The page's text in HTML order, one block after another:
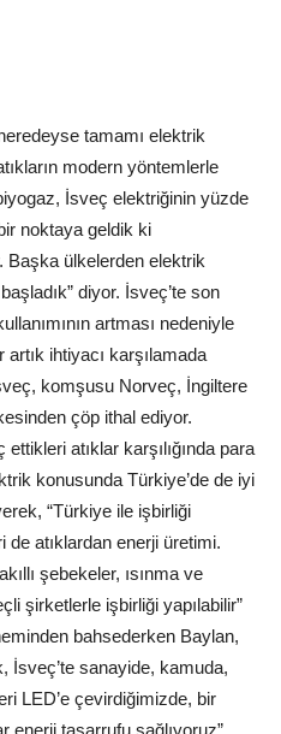
tamamı elektrik
modern yöntemlerle
İsveç elektriğinin yüzde
noktaya geldik ki
Başka ülkelerden elektrik
diyor. İsveç’te son
artması nedeniyle
ihtiyacı karşılamada
komşusu Norveç, İngiltere
çöp ithal ediyor.
atıklar karşılığında para
konusunda Türkiye’de de iyi
“Türkiye ile işbirliği
atıklardan enerji üretimi.
şebekeler, ısınma ve
şirketlerle işbirliği yapılabilir”
bahsederken Baylan,
İsveç’te sanayide, kamuda,
LED’e çevirdiğimizde, bir
enerji tasarrufu sağlıyoruz”